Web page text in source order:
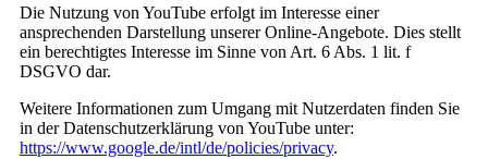
Die Nutzung von YouTube erfolgt im Interesse einer
ansprechenden Darstellung unserer Online-Angebote. Dies stellt
ein berechtigtes Interesse im Sinne von Art. 6 Abs. 1 lit. f
DSGVO dar.
Weitere Informationen zum Umgang mit Nutzerdaten finden Sie
in der Datenschutzerklärung von YouTube unter:
https://www.google.de/intl/de/policies/privacy.